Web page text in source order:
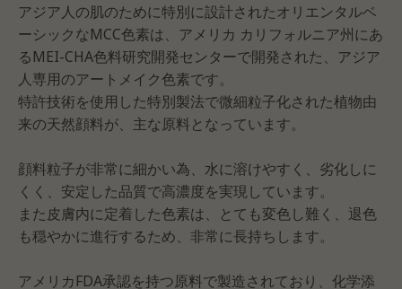
アジア人の肌のために特別に設計されたオリエンタルベ
ーシックなMCC色素は、アメリカ カリフォルニア州にあ
るMEI-CHA色料研究開発センターで開発された、アジア
人専用のアートメイク色素です。
特許技術を使用した特別製法で微細粒子化された植物由
来の天然顔料が、主な原料となっています。
顔料粒子が非常に細かい為、水に溶けやすく、劣化しに
くく、安定した品質で高濃度を実現しています。
また皮膚内に定着した色素は、とても変色し難く、退色
も穏やかに進行するため、非常に長持ちします。
アメリカFDA承認を持つ原料で製造されており、化学添